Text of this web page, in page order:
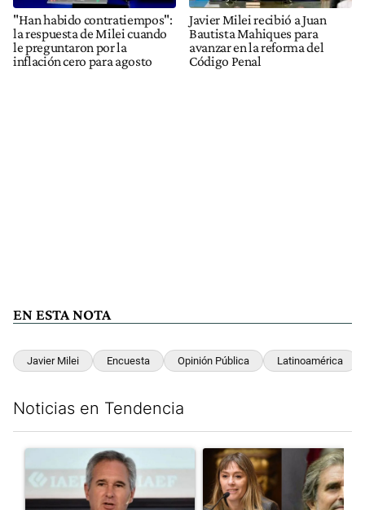
"Han habido contratiempos":
la respuesta de Milei cuando
le preguntaron por la
inflación cero para agosto
Javier Milei recibió a Juan
Bautista Mahiques para
avanzar en la reforma del
Código Penal
EN ESTA NOTA
Javier Milei Encuesta Opinión Pública Latinoamérica
Noticias en Tendencia
Un artículo de tendencia con el título ""Si no está de acuerdo
Un artículo de tendencia